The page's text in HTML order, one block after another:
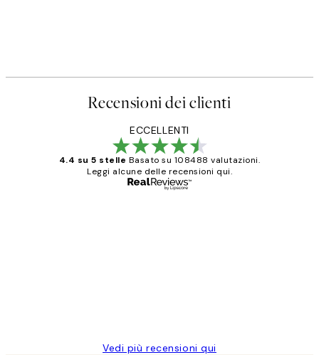
Recensioni dei clienti
ECCELLENTI
4.4 su 5 stelle Basato su 108488 valutazioni.
Leggi alcune delle recensioni qui.
Vedi più recensioni qui